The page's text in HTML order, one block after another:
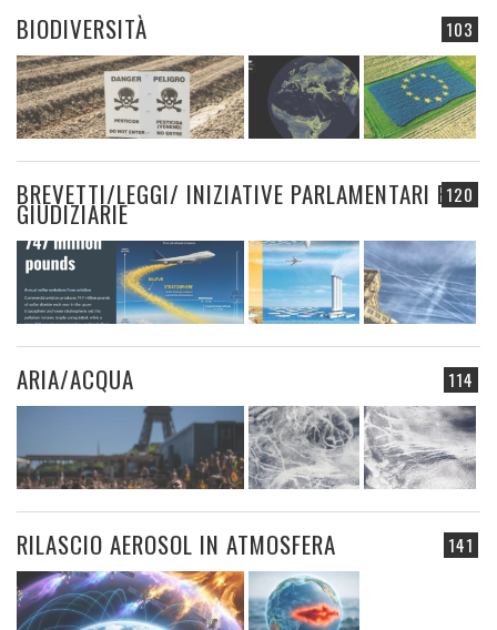
103
BIODIVERSITÀ
120
BREVETTI/LEGGI/ INIZIATIVE PARLAMENTARI E
GIUDIZIARIE
114
ARIA/ACQUA
141
RILASCIO AEROSOL IN ATMOSFERA